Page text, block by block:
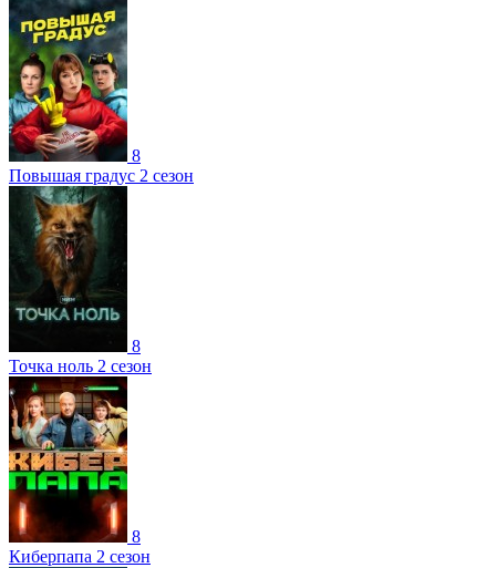
8
Повышая градус 2 сезон
8
Точка ноль 2 сезон
8
Киберпапа 2 сезон